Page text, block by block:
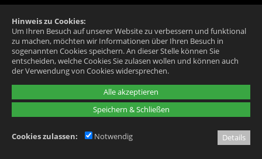
Alle akzeptieren
Speichern & Schließen
Hinweis zu Cookies:
Um Ihren Besuch auf unserer Website zu verbessern und funktional
zu machen, möchten wir Informationen über Ihren Besuch in
sogenannten Cookies speichern. An dieser Stelle können Sie
entscheiden, welche Cookies Sie zulasen wollen und können auch
der Verwendung von Cookies widersprechen.
Cookies zulassen: Notwendig Details
Snow Polo 2020 Day 2
23|24|25|26|